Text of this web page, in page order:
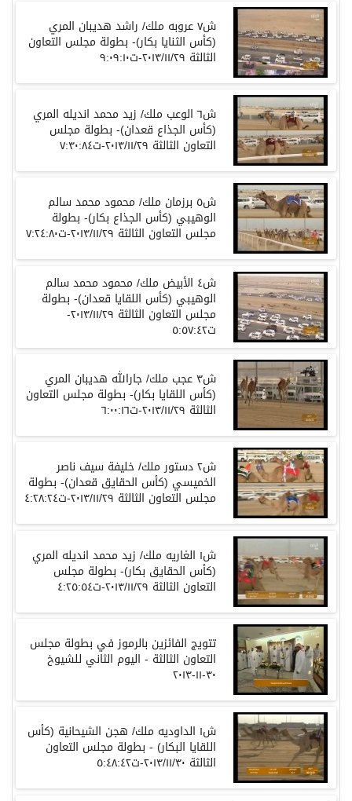
ش٧ عروبه ملك/ راشد هديبان المري
(كأس الثنايا بكار)- بطولة مجلس التعاون
الثالثة ٢٠١٣/١١/٢٩-ت٩:٠٩:١٠
ش٦ الوعب ملك/ زيد محمد انديله المري
(كأس الجذاع قعدان)- بطولة مجلس
التعاون الثالثة ٢٠١٣/١١/٢٩-ت٧:٣٠:٨٤
ش٥ برزمان ملك/ محمود محمد سالم
الوهيبي (كأس الجذاع بكار)- بطولة
مجلس التعاون الثالثة ٢٠١٣/١١/٢٩-ت٧:٢٤:٨٠
ش٤ الأبيض ملك/ محمود محمد سالم
الوهيبي (كأس اللقايا قعدان)- بطولة
مجلس التعاون الثالثة ٢٠١٣/١١/٢٩-
ت٥:٥٧:٤٢
ش٣ عجب ملك/ جارالله هديبان المري
(كأس اللقايا بكار)- بطولة مجلس التعاون
الثالثة ٢٠١٣/١١/٢٩-ت٦:٠٠:١٦
ش٢ دستور ملك/ خليفة سيف ناصر
الخميسي (كأس الحقايق قعدان)- بطولة
مجلس التعاون الثالثة ٢٠١٣/١١/٢٩-ت٤:٢٨:٢٤
ش١ الغاريه ملك/ زيد محمد انديله المري
(كأس الحقايق بكار)- بطولة مجلس
التعاون الثالثة ٢٠١٣/١١/٢٩-ت٤:٢٥:٥٤
تتويج الفائزين بالرموز في بطولة مجلس
التعاون الثالثة - اليوم الثاني للشيوخ
٣٠-١١-٢٠١٣
ش١ الداوديه ملك/ هجن الشيحانية (كأس
اللقايا البكار) - بطولة مجلس التعاون
الثالثة ٢٠١٣/١١/٣٠-ت٥:٤٨:٤٢